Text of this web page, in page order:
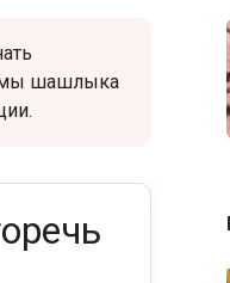
шашлыка